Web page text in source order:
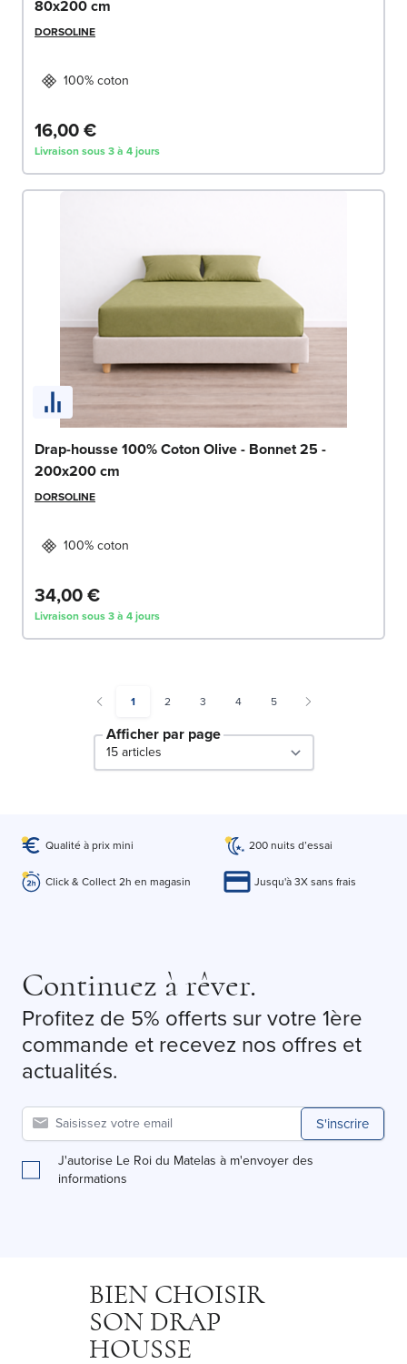
80x200 cm
DORSOLINE
100% coton
16,00 €
Livraison sous 3 à 4 jours
Drap-housse 100% Coton Olive - Bonnet 25 -
200x200 cm
DORSOLINE
100% coton
34,00 €
Livraison sous 3 à 4 jours
You're currently reading page
1 Page
2 Page
3 Page
4 Page
5
Afficher par page
Qualité à prix mini 200 nuits d’essai
Click & Collect 2h en magasin Jusqu'à 3X sans frais
Continuez à rêver.
Profitez de 5% offerts sur votre 1ère
commande et recevez nos offres et
actualités.
S'inscrire
J'autorise Le Roi du Matelas à m'envoyer des
informations
BIEN CHOISIR
SON DRAP
HOUSSE